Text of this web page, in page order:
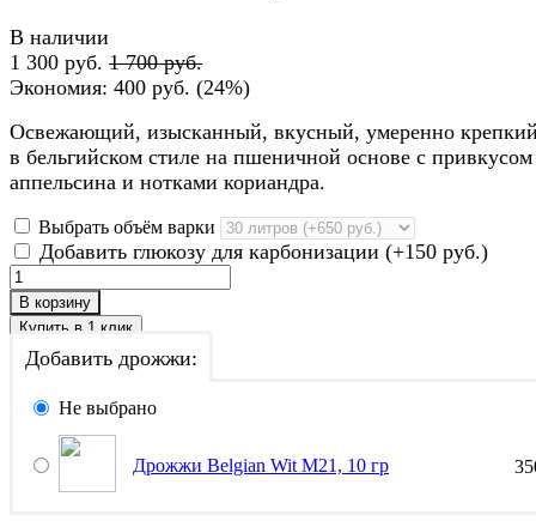
В наличии
1 300 руб. 1 700 руб.
Экономия: 400 руб. (24%)
Освежающий, изысканный, вкусный, умеренно
в бельгийском стиле на пшеничной основе с привкусом
аппельсина и нотками кориандра.
Выбрать объём варки
Добавить глюкозу для карбонизации (+150 руб.)
В корзину
Добавить дрожжи:
Не выбрано
Дрожжи Belgian Wit M21, 10 гр